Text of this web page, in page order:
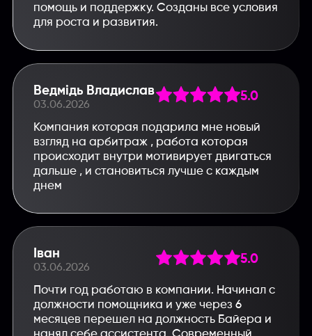
сервиса,команды и т.п.
помощь и поддержку. Созданы все условия
для роста и развития.
Ведмідь Владислав
03.06.2026
5.0
Компания которая подарила мне новый
взгляд на арбитраж , работа которая
происходит внутри мотивирует двигаться
дальше , и становиться лучше с каждым
днем
Іван
03.06.2026
5.0
Почти год работаю в компании. Начинал с
должности помощника и уже через 6
месяцев перешел на должность Байера и